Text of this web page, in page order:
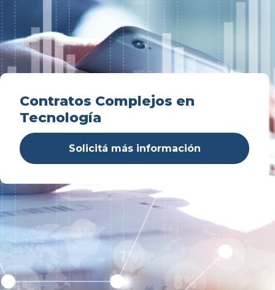
Contratos Complejos en
Tecnología
Solicitá más información